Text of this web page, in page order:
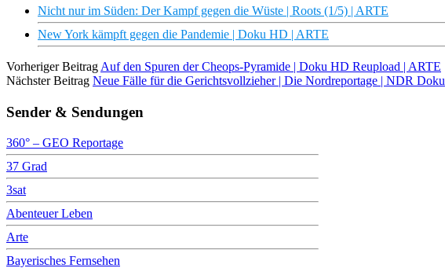
Nicht nur im Süden: Der Kampf gegen die Wüste | Roots (1/5) | ARTE
New York kämpft gegen die Pandemie | Doku HD | ARTE
Vorheriger Beitrag Auf den Spuren der Cheops-Pyramide | Doku HD Reupload | ARTE
Nächster Beitrag Neue Fälle für die Gerichtsvollzieher | Die Nordreportage | NDR Doku
Sender & Sendungen
360° – GEO Reportage
37 Grad
3sat
Abenteuer Leben
Arte
Bayerisches Fernsehen